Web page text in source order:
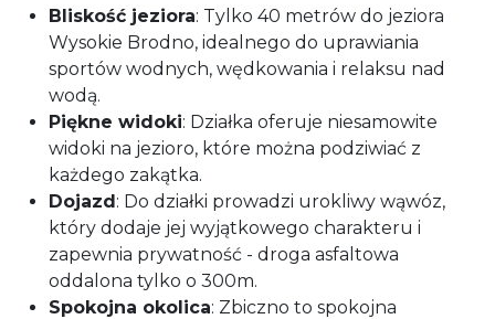
Bliskość jeziora: Tylko 40 metrów do jeziora
Wysokie Brodno, idealnego do uprawiania
sportów wodnych, wędkowania i relaksu nad
wodą.
Piękne widoki: Działka oferuje niesamowite
widoki na jezioro, które można podziwiać z
każdego zakątka.
Dojazd: Do działki prowadzi urokliwy wąwóz,
który dodaje jej wyjątkowego charakteru i
zapewnia prywatność - droga asfaltowa
oddalona tylko o 300m.
Spokojna okolica: Zbiczno to spokojna